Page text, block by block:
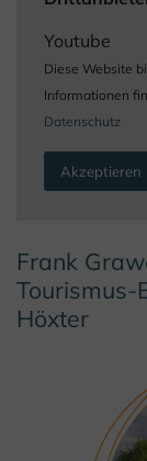
Youtube
Diese Website
Informationen
Datenschutz
Akzeptieren
Frank
Tourismus-
Höxter